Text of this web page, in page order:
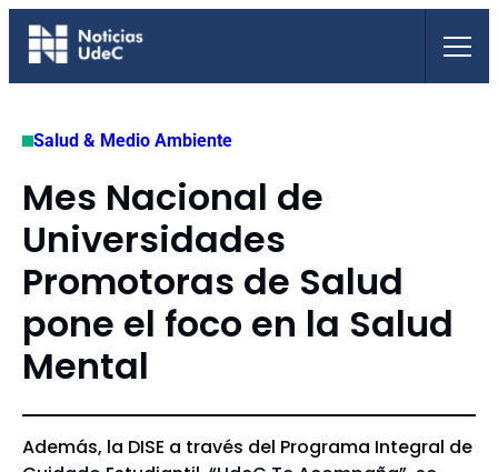
Saltar
Salud & Medio Ambiente
Mes Nacional de
Universidades
Promotoras de Salud
pone el foco en la Salud
Mental
Además, la DISE a través del Programa Integral de